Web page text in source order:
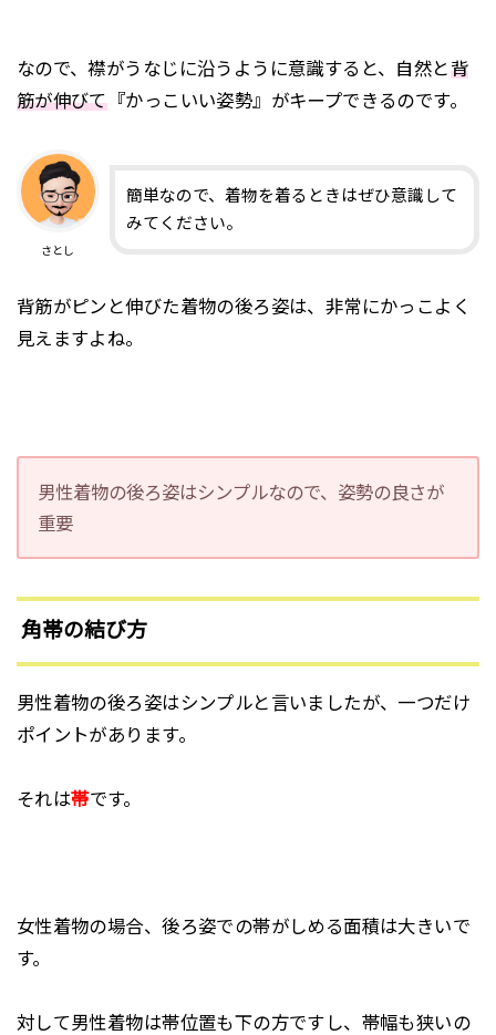
なので、襟がうなじに沿うように意識すると、自然と背
筋が伸びて『かっこいい姿勢』がキープできるのです。
さとし
簡単なので、着物を着るときはぜひ意識して
みてください。
背筋がピンと伸びた着物の後ろ姿は、非常にかっこよく
見えますよね。
男性着物の後ろ姿はシンプルなので、姿勢の良さが
重要
角帯の結び方
男性着物の後ろ姿はシンプルと言いましたが、一つだけ
ポイントがあります。
それは帯です。
女性着物の場合、後ろ姿での帯がしめる面積は大きいで
す。
対して男性着物は帯位置も下の方ですし、帯幅も狭いの